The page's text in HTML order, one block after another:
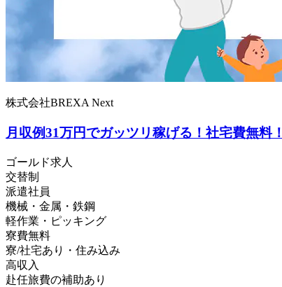
株式会社BREXA Next
月収例31万円でガッツリ稼げる！社宅費無料
ゴールド求人
交替制
派遣社員
機械・金属・鉄鋼
軽作業・ピッキング
寮費無料
寮/社宅あり・住み込み
高収入
赴任旅費の補助あり